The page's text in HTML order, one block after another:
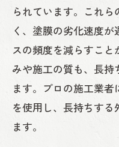
られています。これ
く、塗膜の劣化速度
スの頻度を減らすこ
みや施工の質も、長持
ます。プロの施工業
を使用し、長持ちす
ます。